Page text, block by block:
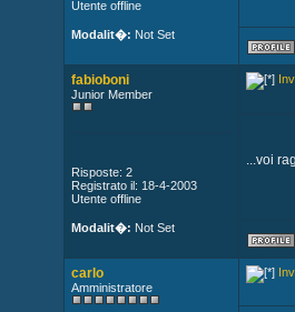
Utente offline
Modalit�: Not Set
fabioboni
Junior Member
Risposte: 2
Registrato il: 18-4-2003
Utente offline
Modalit�: Not Set
...voi
carlo
Amministratore